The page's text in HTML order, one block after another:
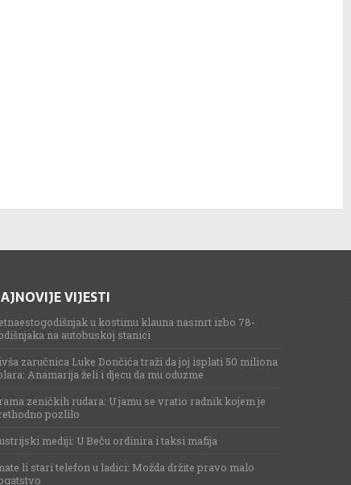
VIJESTI
u kostimu klauna nasmrt izbo 78-
na autobuskoj stanici
zaručnica Luke Dončića traži da joj isplati 50 miliona
Anamarija želi i djecu da mu oduzme
zeničkih rudara: U jamu se vratio radnik kojem je
pozlilo
mediji: U Beču ordinira i taksi mafija
li stari telefon u ladici: Možda držite pravo malo